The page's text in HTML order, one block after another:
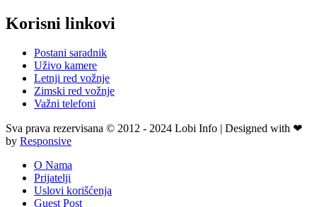
Korisni linkovi
Postani saradnik
Uživo kamere
Letnji red vožnje
Zimski red vožnje
Važni telefoni
Sva prava rezervisana © 2012 - 2024 Lobi Info | Designed with ❤
by Responsive
O Nama
Prijatelji
Uslovi korišćenja
Guest Post